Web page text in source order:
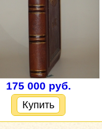
175 000 руб.
Купить